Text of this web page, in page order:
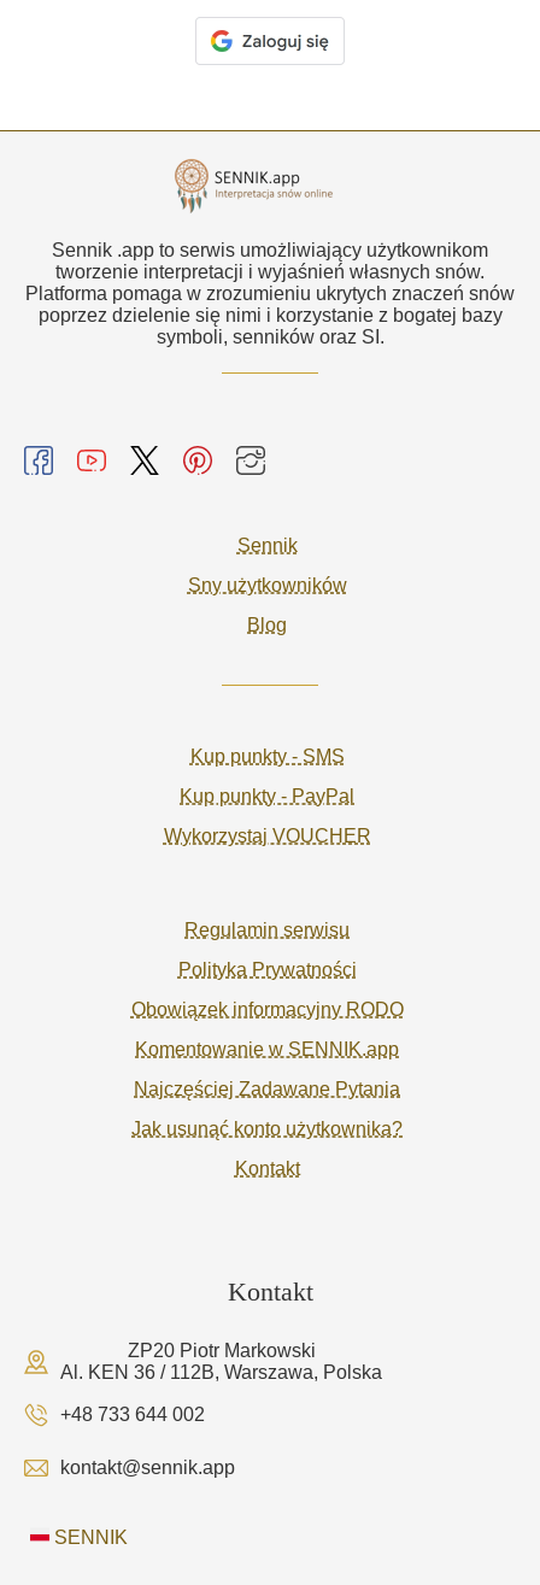
Sennik .app to serwis umożliwiający użytkownikom
tworzenie interpretacji i wyjaśnień własnych snów.
Platforma pomaga w zrozumieniu ukrytych znaczeń snów
poprzez dzielenie się nimi i korzystanie z bogatej bazy
symboli, senników oraz SI.
Sennik
Sny użytkowników
Blog
Kup punkty - SMS
Kup punkty - PayPal
Wykorzystaj VOUCHER
Regulamin serwisu
Polityka Prywatności
Obowiązek informacyjny RODO
Komentowanie w SENNIK.app
Najczęściej Zadawane Pytania
Jak usunąć konto użytkownika?
Kontakt
Kontakt
ZP20 Piotr Markowski
Al. KEN 36 / 112B, Warszawa, Polska
+48 733 644 002
kontakt@sennik.app
SENNIK